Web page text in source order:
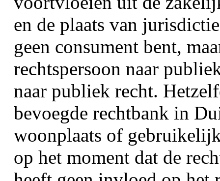
en de plaats van
geen consument bent,
rechtspersoon naar
naar publiek recht.
bevoegde rechtbank in
woonplaats of
op het moment dat de